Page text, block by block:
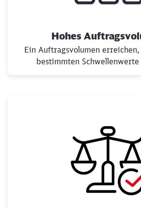
Hohes
Ein Auftragsvolumen
bestimmten
Möchten Sie zu